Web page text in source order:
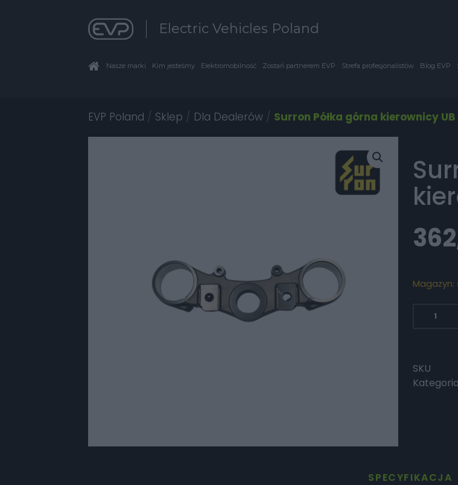
Electric Vehicles Poland
Nasze marki Kim jesteśmy Elektromobilność Zostań partnerem EVP Strefa profesjonalistów Blog EVP
EVP Poland / Sklep / Dla Dealerów / Surron Półka górna kierownicy UB
Magazyn:
kierownicy
UB
SKU
Kategoria
SPECYFIKACJA